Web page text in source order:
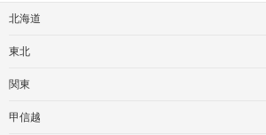
北海道
東北
関東
甲信越